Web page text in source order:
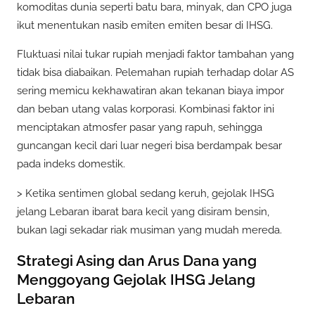
komoditas dunia seperti batu bara, minyak, dan CPO juga
ikut menentukan nasib emiten emiten besar di IHSG.
Fluktuasi nilai tukar rupiah menjadi faktor tambahan yang
tidak bisa diabaikan. Pelemahan rupiah terhadap dolar AS
sering memicu kekhawatiran akan tekanan biaya impor
dan beban utang valas korporasi. Kombinasi faktor ini
menciptakan atmosfer pasar yang rapuh, sehingga
guncangan kecil dari luar negeri bisa berdampak besar
pada indeks domestik.
> Ketika sentimen global sedang keruh, gejolak IHSG
jelang Lebaran ibarat bara kecil yang disiram bensin,
bukan lagi sekadar riak musiman yang mudah mereda.
Strategi Asing dan Arus Dana yang
Menggoyang Gejolak IHSG Jelang
Lebaran